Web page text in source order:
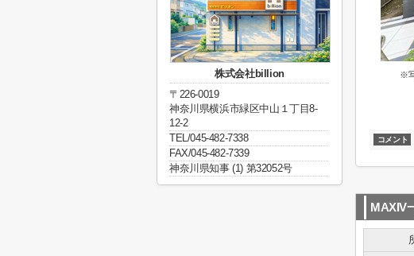
※
コメント
MAXIV
株式会社billion
〒226-0019
神奈川県横浜市緑区中山１丁目8-
12-2
TEL/045-482-7338
FAX/045-482-7339
神奈川県知事 (1) 第32052号